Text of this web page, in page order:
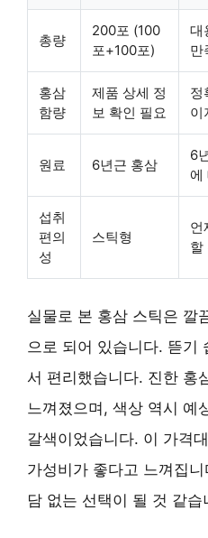
총량
200포 (100
포+100포)
대
만
홍삼
함량
제품 상세 정
보 확인 필요
정
이
원료 6년근 홍삼
6
에
섭취
편의
성
스틱형
언
할
실물로 본 홍삼 스틱은 깔
으로 되어 있습니다. 뜯기
서 편리했습니다. 진한 홍
느껴졌으며, 색상 역시 예
갈색이었습니다. 이 가격
가성비가 좋다고 느껴집
담 없는 선택이 될 것 같습